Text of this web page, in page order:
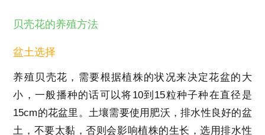
贝壳花的养殖方法
盆土选择
养殖贝壳花，需要根据植株的状况来决定花盆的大
小，一般播种的话可以将10到15粒种子种在直径是
15cm的花盆里。土壤需要使用肥沃，排水性良好的盆
土，不要太黏，否则会影响植株的生长，选用排水性